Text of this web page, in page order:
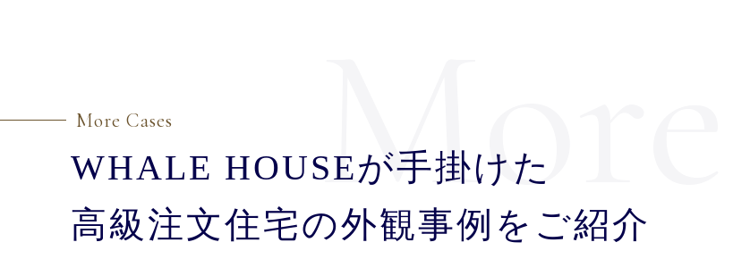
More Cases
WHALE HOUSEが手掛けた
高級注文住宅の外観事例をご紹介
More